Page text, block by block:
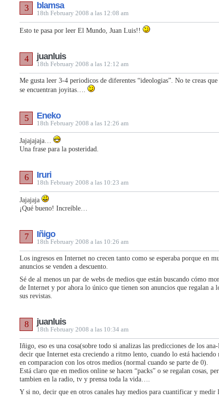
blamsa
18th February 2008 a las 12:08 am
3
Esto te pasa por leer El Mundo, Juan Luis!!
juanluis
18th February 2008 a las 12:12 am
4
Me gusta leer 3-4 periodicos de diferentes “ideologias”. No te creas que
se encuentran joyitas….
Eneko
18th February 2008 a las 12:26 am
5
Jajajajaja…
Una frase para la posteridad.
Iruri
18th February 2008 a las 10:23 am
6
Jajajaja
¡Qué bueno! Increíble…
Iñigo
18th February 2008 a las 10:26 am
7
Los ingresos en Internet no crecen tanto como se esperaba porque en
anuncios se venden a descuento.
Sé de al menos un par de webs de medios que están buscando cómo
de Internet y por ahora lo único que tienen son anuncios que regalan a
sus revistas.
juanluis
18th February 2008 a las 10:34 am
8
Iñigo, eso es una cosa(sobre todo si analizas las predicciones de los
decir que Internet esta creciendo a ritmo lento, cuando lo está haciendo
en comparacion con los otros medios (normal cuando se parte de 0).
Está claro que en medios online se hacen “packs” o se regalan cosas,
tambien en la radio, tv y prensa toda la vida….
Y si no, decir que en otros canales hay medios para cuantificar y